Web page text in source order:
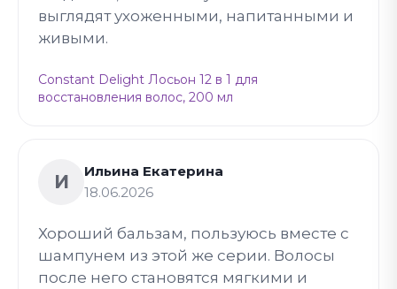
выглядят ухоженными, напитанными и
живыми.
Constant Delight Лосьон 12 в 1 для
восстановления волос, 200 мл
И
Ильина Екатерина
18.06.2026
Хороший бальзам, пользуюсь вместе с
шампунем из этой же серии. Волосы
после него становятся мягкими и